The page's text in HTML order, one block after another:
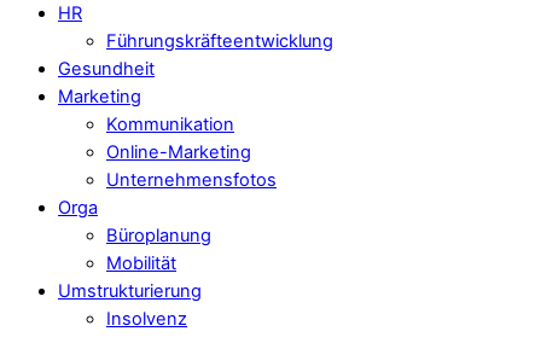
HR
Führungskräfteentwicklung
Gesundheit
Marketing
Kommunikation
Online-Marketing
Unternehmensfotos
Orga
Büroplanung
Mobilität
Umstrukturierung
Insolvenz